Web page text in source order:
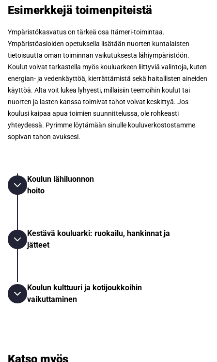
Esimerkkejä toimenpiteistä
Ympäristökasvatus on tärkeä osa Itämeri-toimintaa.
Ympäristöasioiden opetuksella lisätään nuorten kuntalaisten
tietoisuutta oman toiminnan vaikutuksesta lähiympäristöön.
Koulut voivat tarkastella myös kouluarkeen liittyviä valintoja, kuten
energian- ja vedenkäyttöä, kierrättämistä sekä haitallisten aineiden
käyttöä. Alta voit lukea lyhyesti, millaisiin teemoihin koulut tai
nuorten ja lasten kanssa toimivat tahot voivat keskittyä. Jos
koulusi kaipaa apua toimien suunnittelussa, ole rohkeasti
yhteydessä. Pyrimme löytämään sinulle kouluverkostostamme
sopivan tahon avuksesi.
Koulun lähiluonnon
hoito
Kestävä kouluarki: ruokailu, hankinnat ja
jätteet
Koulun kulttuuri ja kotijoukkoihin
vaikuttaminen
Katso myös